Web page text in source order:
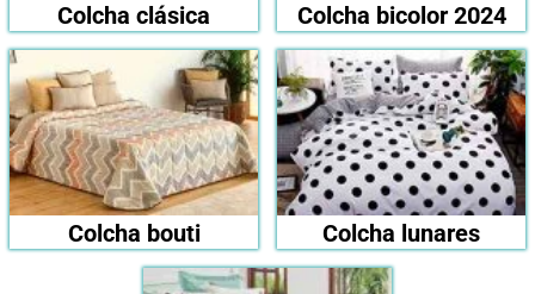
Colcha clásica Colcha bicolor 2024
Colcha bouti Colcha lunares